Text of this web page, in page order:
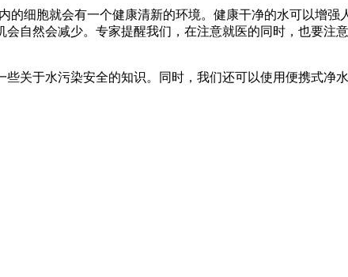
胞就会有一个健康清新的环境。健康干净的水可以增强
自然会减少。专家提醒我们，在注意就医的同时，也要注
些关于水污染安全的知识。同时，我们还可以使用便携式净